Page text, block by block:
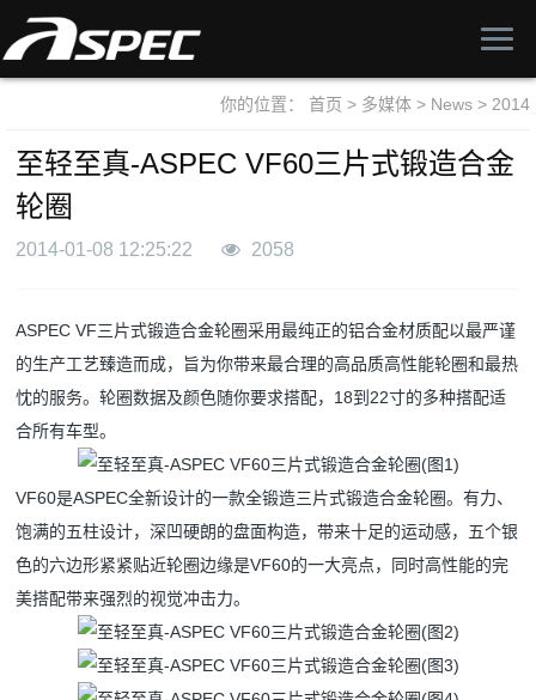
你的位置： 首页 > 多媒体 > News > 2014
至轻至真-ASPEC VF60三片式锻造合金
轮圈
2014-01-08 12:25:22 2058
ASPEC VF三片式锻造合金轮圈采用最纯正的铝合金材质配以最严谨
的生产工艺臻造而成，旨为你带来最合理的高品质高性能轮圈和最热
忱的服务。轮圈数据及颜色随你要求搭配，18到22寸的多种搭配适
合所有车型。
VF60是ASPEC全新设计的一款全锻造三片式锻造合金轮圈。有力、
饱满的五柱设计，深凹硬朗的盘面构造，带来十足的运动感，五个银
色的六边形紧紧贴近轮圈边缘是VF60的一大亮点，同时高性能的完
美搭配带来强烈的视觉冲击力。